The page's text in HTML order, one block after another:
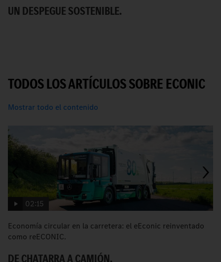
UN DESPEGUE SOSTENIBLE.
TODOS LOS ARTÍCULOS SOBRE ECONIC
Mostrar todo el contenido
02:15
Economía circular en la carretera: el eEconic reinventado
como reECONIC.
DE CHATARRA A CAMIÓN.